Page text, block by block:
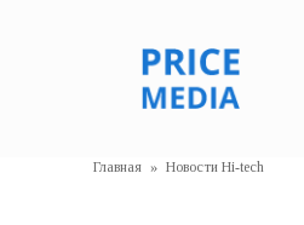
Главная » Новости Hi-tech